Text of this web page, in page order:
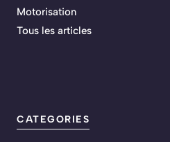
Motorisation
Tous les articles
CATEGORIES